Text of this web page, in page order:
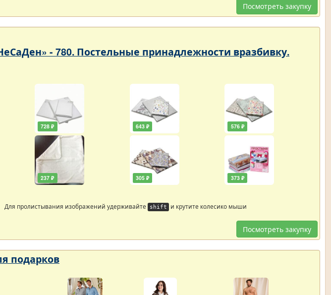
Посмотреть закупку
- 780. Постельные принадлежности вразбивку.
728 ₽
237 ₽
643 ₽
305 ₽
576 ₽
373 ₽
Для пролистывания изображений удерживайте shift и крутите колесико мыши
Посмотреть закупку
подарков